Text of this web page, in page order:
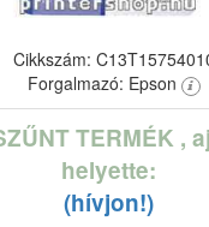
Cikkszám:
Forgalmazó: Epson
TERMÉK ,
helyette:
(hívjon!)